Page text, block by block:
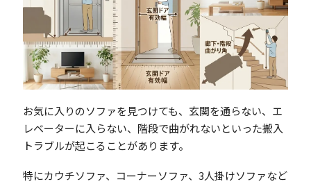
お気に入りのソファを見つけても、玄関を通らない、エ
レベーターに入らない、階段で曲がれないといった搬入
トラブルが起こることがあります。
特にカウチソファ、コーナーソファ、3人掛けソファなど